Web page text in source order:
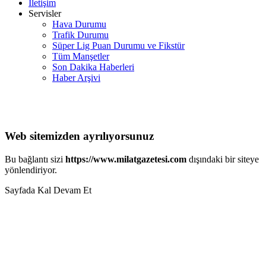
İletişim
Servisler
Hava Durumu
Trafik Durumu
Süper Lig Puan Durumu ve Fikstür
Tüm Manşetler
Son Dakika Haberleri
Haber Arşivi
Web sitemizden ayrılıyorsunuz
Bu bağlantı sizi https://www.milatgazetesi.com dışındaki bir siteye
yönlendiriyor.
Sayfada Kal Devam Et